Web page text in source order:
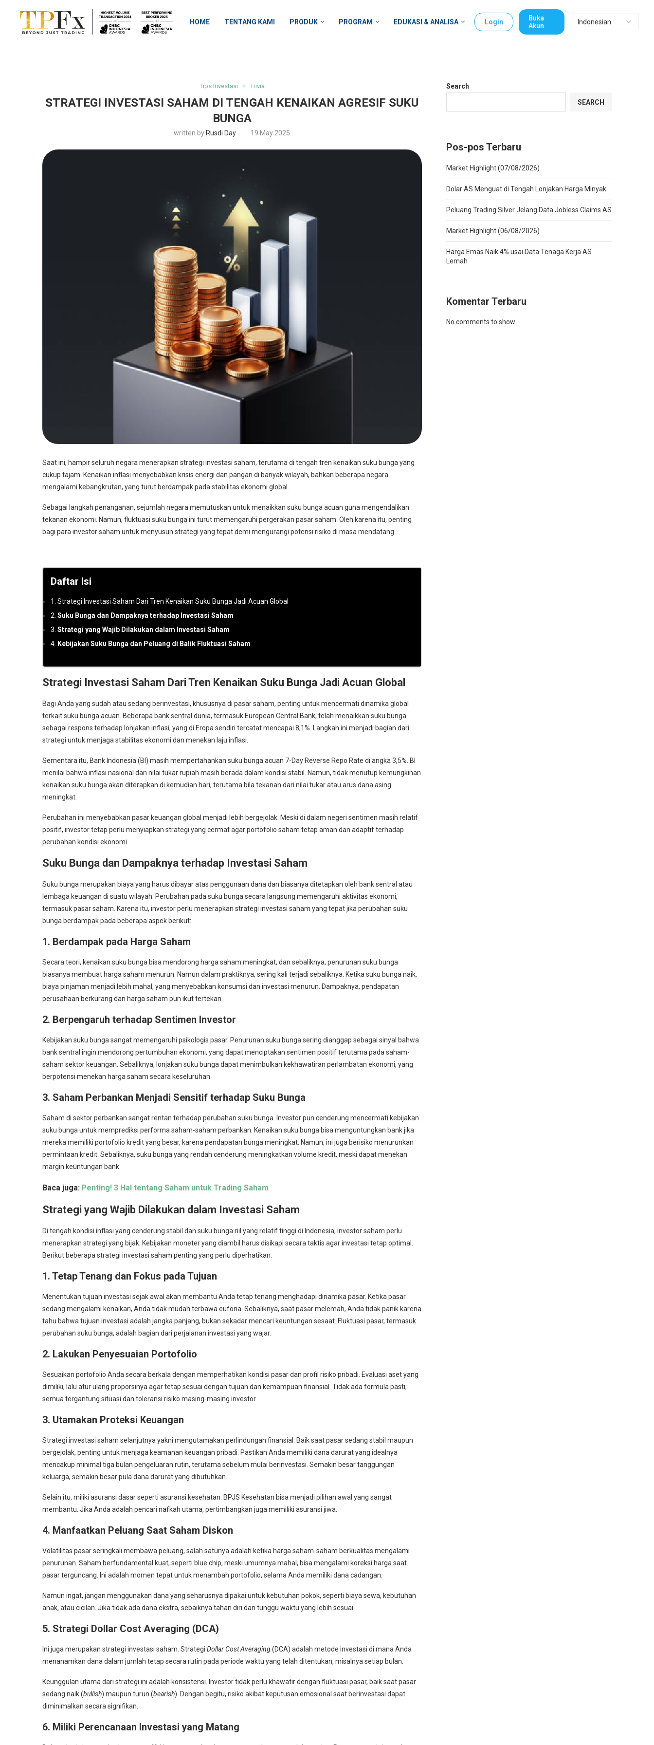
HOME TENTANG KAMI PRODUK PROGRAM EDUKASI & ANALISA Login
Buka
Akun
Tips Investasi Trivia
STRATEGI INVESTASI SAHAM DI TENGAH KENAIKAN AGRESIF SUKU
BUNGA
written by Rusdi Day 19 May 2025
Saat ini, hampir seluruh negara menerapkan strategi investasi saham, terutama di tengah tren kenaikan suku bunga yang
cukup tajam. Kenaikan inflasi menyebabkan krisis energi dan pangan di banyak wilayah, bahkan beberapa negara
mengalami kebangkrutan, yang turut berdampak pada stabilitas ekonomi global.
Sebagai langkah penanganan, sejumlah negara memutuskan untuk menaikkan suku bunga acuan guna mengendalikan
tekanan ekonomi. Namun, fluktuasi suku bunga ini turut memengaruhi pergerakan pasar saham. Oleh karena itu, penting
bagi para investor saham untuk menyusun strategi yang tepat demi mengurangi potensi risiko di masa mendatang.
Daftar Isi
1. Strategi Investasi Saham Dari Tren Kenaikan Suku Bunga Jadi Acuan Global
2. Suku Bunga dan Dampaknya terhadap Investasi Saham
3. Strategi yang Wajib Dilakukan dalam Investasi Saham
4. Kebijakan Suku Bunga dan Peluang di Balik Fluktuasi Saham
Strategi Investasi Saham Dari Tren Kenaikan Suku Bunga Jadi Acuan Global
Bagi Anda yang sudah atau sedang berinvestasi, khususnya di pasar saham, penting untuk mencermati dinamika global
terkait suku bunga acuan. Beberapa bank sentral dunia, termasuk European Central Bank, telah menaikkan suku bunga
sebagai respons terhadap lonjakan inflasi, yang di Eropa sendiri tercatat mencapai 8,1%. Langkah ini menjadi bagian dari
strategi untuk menjaga stabilitas ekonomi dan menekan laju inflasi.
Sementara itu, Bank Indonesia (BI) masih mempertahankan suku bunga acuan 7-Day Reverse Repo Rate di angka 3,5%. BI
menilai bahwa inflasi nasional dan nilai tukar rupiah masih berada dalam kondisi stabil. Namun, tidak menutup kemungkinan
kenaikan suku bunga akan diterapkan di kemudian hari, terutama bila tekanan dari nilai tukar atau arus dana asing
meningkat.
Perubahan ini menyebabkan pasar keuangan global menjadi lebih bergejolak. Meski di dalam negeri sentimen masih relatif
positif, investor tetap perlu menyiapkan strategi yang cermat agar portofolio saham tetap aman dan adaptif terhadap
perubahan kondisi ekonomi.
Suku Bunga dan Dampaknya terhadap Investasi Saham
Suku bunga merupakan biaya yang harus dibayar atas penggunaan dana dan biasanya ditetapkan oleh bank sentral atau
lembaga keuangan di suatu wilayah. Perubahan pada suku bunga secara langsung memengaruhi aktivitas ekonomi,
termasuk pasar saham. Karena itu, investor perlu menerapkan strategi investasi saham yang tepat jika perubahan suku
bunga berdampak pada beberapa aspek berikut:
1. Berdampak pada Harga Saham
Secara teori, kenaikan suku bunga bisa mendorong harga saham meningkat, dan sebaliknya, penurunan suku bunga
biasanya membuat harga saham menurun. Namun dalam praktiknya, sering kali terjadi sebaliknya. Ketika suku bunga naik,
biaya pinjaman menjadi lebih mahal, yang menyebabkan konsumsi dan investasi menurun. Dampaknya, pendapatan
perusahaan berkurang dan harga saham pun ikut tertekan.
2. Berpengaruh terhadap Sentimen Investor
Kebijakan suku bunga sangat memengaruhi psikologis pasar. Penurunan suku bunga sering dianggap sebagai sinyal bahwa
bank sentral ingin mendorong pertumbuhan ekonomi, yang dapat menciptakan sentimen positif terutama pada saham-
saham sektor keuangan. Sebaliknya, lonjakan suku bunga dapat menimbulkan kekhawatiran perlambatan ekonomi, yang
berpotensi menekan harga saham secara keseluruhan.
3. Saham Perbankan Menjadi Sensitif terhadap Suku Bunga
Saham di sektor perbankan sangat rentan terhadap perubahan suku bunga. Investor pun cenderung mencermati kebijakan
suku bunga untuk memprediksi performa saham-saham perbankan. Kenaikan suku bunga bisa menguntungkan bank jika
mereka memiliki portofolio kredit yang besar, karena pendapatan bunga meningkat. Namun, ini juga berisiko menurunkan
permintaan kredit. Sebaliknya, suku bunga yang rendah cenderung meningkatkan volume kredit, meski dapat menekan
margin keuntungan bank.
Baca juga: Penting! 3 Hal tentang Saham untuk Trading Saham
Strategi yang Wajib Dilakukan dalam Investasi Saham
Di tengah kondisi inflasi yang cenderung stabil dan suku bunga riil yang relatif tinggi di Indonesia, investor saham perlu
menerapkan strategi yang bijak. Kebijakan moneter yang diambil harus disikapi secara taktis agar investasi tetap optimal.
Berikut beberapa strategi investasi saham penting yang perlu diperhatikan:
1. Tetap Tenang dan Fokus pada Tujuan
Menentukan tujuan investasi sejak awal akan membantu Anda tetap tenang menghadapi dinamika pasar. Ketika pasar
sedang mengalami kenaikan, Anda tidak mudah terbawa euforia. Sebaliknya, saat pasar melemah, Anda tidak panik karena
tahu bahwa tujuan investasi adalah jangka panjang, bukan sekadar mencari keuntungan sesaat. Fluktuasi pasar, termasuk
perubahan suku bunga, adalah bagian dari perjalanan investasi yang wajar.
2. Lakukan Penyesuaian Portofolio
Sesuaikan portofolio Anda secara berkala dengan memperhatikan kondisi pasar dan profil risiko pribadi. Evaluasi aset yang
dimiliki, lalu atur ulang proporsinya agar tetap sesuai dengan tujuan dan kemampuan finansial. Tidak ada formula pasti;
semua tergantung situasi dan toleransi risiko masing-masing investor.
3. Utamakan Proteksi Keuangan
Strategi investasi saham selanjutnya yakni mengutamakan perlindungan finansial. Baik saat pasar sedang stabil maupun
bergejolak, penting untuk menjaga keamanan keuangan pribadi. Pastikan Anda memiliki dana darurat yang idealnya
mencakup minimal tiga bulan pengeluaran rutin, terutama sebelum mulai berinvestasi. Semakin besar tanggungan
keluarga, semakin besar pula dana darurat yang dibutuhkan.
Selain itu, miliki asuransi dasar seperti asuransi kesehatan. BPJS Kesehatan bisa menjadi pilihan awal yang sangat
membantu. Jika Anda adalah pencari nafkah utama, pertimbangkan juga memiliki asuransi jiwa.
4. Manfaatkan Peluang Saat Saham Diskon
Volatilitas pasar seringkali membawa peluang, salah satunya adalah ketika harga saham-saham berkualitas mengalami
penurunan. Saham berfundamental kuat, seperti blue chip, meski umumnya mahal, bisa mengalami koreksi harga saat
pasar terguncang. Ini adalah momen tepat untuk menambah portofolio, selama Anda memiliki dana cadangan.
Namun ingat, jangan menggunakan dana yang seharusnya dipakai untuk kebutuhan pokok, seperti biaya sewa, kebutuhan
anak, atau cicilan. Jika tidak ada dana ekstra, sebaiknya tahan diri dan tunggu waktu yang lebih sesuai.
5. Strategi Dollar Cost Averaging (DCA)
Ini juga merupakan strategi investasi saham. Strategi Dollar Cost Averaging(DCA) adalah metode investasi di mana Anda
menanamkan dana dalam jumlah tetap secara rutin pada periode waktu yang telah ditentukan, misalnya setiap bulan.
Keunggulan utama dari strategi ini adalah konsistensi. Investor tidak perlu khawatir dengan fluktuasi pasar, baik saat pasar
sedang naik (bullish) maupun turun (bearish). Dengan begitu, risiko akibat keputusan emosional saat berinvestasi dapat
diminimalkan secara signifikan.
6. Miliki Perencanaan Investasi yang Matang
Search
SEARCH
Pos-pos Terbaru
Market Highlight (07/08/2026)
Dolar AS Menguat di Tengah Lonjakan Harga Minyak
Peluang Trading Silver Jelang Data Jobless Claims AS
Market Highlight (06/08/2026)
Harga Emas Naik 4% usai Data Tenaga Kerja AS
Lemah
Komentar Terbaru
No comments to show.